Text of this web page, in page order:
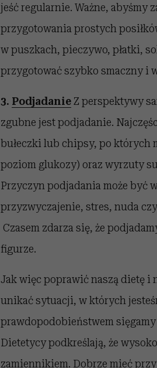
jeść regularnie. Ważne, abyśmy
przygotowania prostych
w puszkach, pieczywo, płatki,
przygotować szybko smaczny i
3. PodjadanieZ perspektywy
zgubne jest podjadanie.
bułeczki lub chipsy, po których
poziom glukozy) oraz wyrzuty
Przyczyn podjadania może być
przyzwyczajenie, stres, nuda
Czasem zdarza się, że
figurze.
Jak więc poprawić naszą dietę i
unikać sytuacji, w których
prawdopodobieństwem
Dietetycy podkreślają, że
zamiennikiem. Dobrze mieć